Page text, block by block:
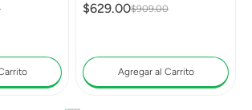
$629.00$909.00
Agregar al Carrito